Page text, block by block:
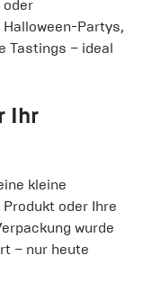
oder
Partys,
Tastings – ideal
Ihr
kleine
oder Ihre
wurde
– nur heute